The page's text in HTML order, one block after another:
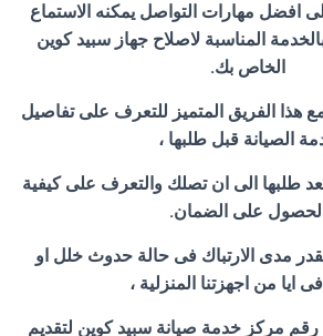
افضل مهارات التواصل يمكنه الاستماع
المناسبة لاصلاح جهاز سبيد كوين
الخاص بك.
هذا الفريق المتميز للتعرف على تفاصيل
الصيانة قبل طلبها ،
طلبها الى ان تصلك والتعرف على كيفية
على الضمان.
مدى الارتباك فى حالة حدوث خلل او
ايا من اجهزتنا المنزلية ،
رقم مركز خدمة صيانة سبيد كوين لتقديم